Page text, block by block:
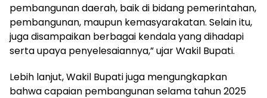
pembangunan daerah, baik di bidang pemerintahan,
pembangunan, maupun kemasyarakatan. Selain itu,
juga disampaikan berbagai kendala yang dihadapi
serta upaya penyelesaiannya,” ujar Wakil Bupati.
Lebih lanjut, Wakil Bupati juga mengungkapkan
bahwa capaian pembangunan selama tahun 2025